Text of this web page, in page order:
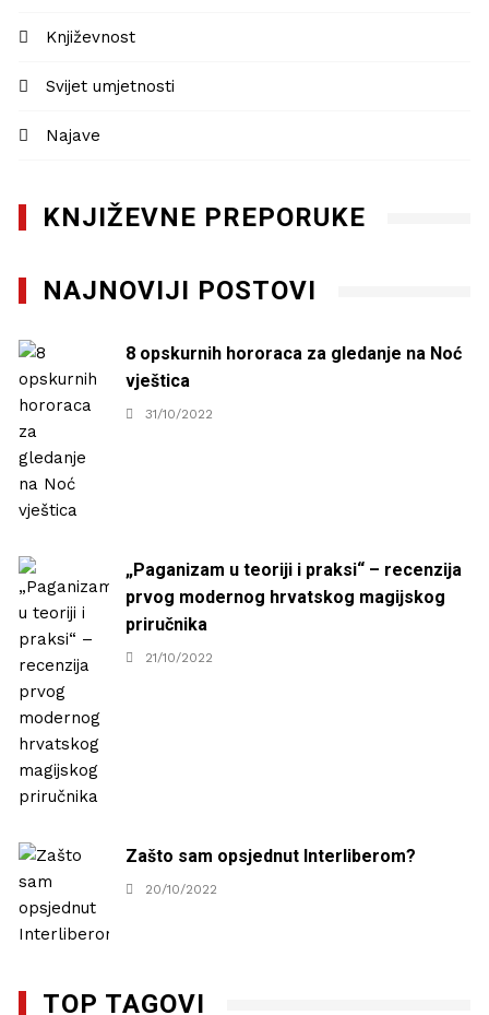
Književnost
Svijet umjetnosti
Najave
KNJIŽEVNE PREPORUKE
NAJNOVIJI POSTOVI
8 opskurnih hororaca za gledanje na Noć
vještica
31/10/2022
„Paganizam u teoriji i praksi“ – recenzija
prvog modernog hrvatskog magijskog
priručnika
21/10/2022
Zašto sam opsjednut Interliberom?
20/10/2022
TOP TAGOVI